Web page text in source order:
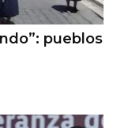
pueblos